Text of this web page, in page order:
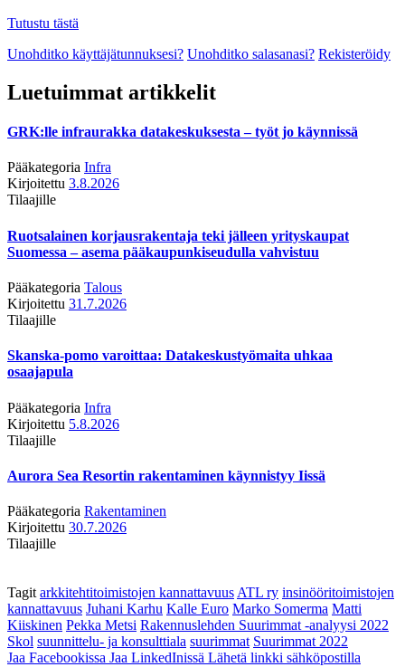
Tutustu tästä
Unohditko käyttäjätunnuksesi? Unohditko salasanasi? Rekisteröidy
Luetuimmat artikkelit
GRK:lle infraurakka datakeskuksesta – työt jo käynnissä
Pääkategoria Infra
Kirjoitettu 3.8.2026
Tilaajille
Ruotsalainen korjausrakentaja teki jälleen yrityskaupat
Suomessa – asema pääkaupunkiseudulla vahvistuu
Pääkategoria Talous
Kirjoitettu 31.7.2026
Tilaajille
Skanska-pomo varoittaa: Datakeskustyömaita uhkaa
osaajapula
Pääkategoria Infra
Kirjoitettu 5.8.2026
Tilaajille
Aurora Sea Resortin rakentaminen käynnistyy Iissä
Pääkategoria Rakentaminen
Kirjoitettu 30.7.2026
Tilaajille
Tagit arkkitehtitoimistojen kannattavuus ATL ry insinööritoimistojen
kannattavuus Juhani Karhu Kalle Euro Marko Somerma Matti
Kiiskinen Pekka Metsi Rakennuslehden Suurimmat -analyysi 2022
Skol suunnittelu- ja konsulttiala suurimmat Suurimmat 2022
Jaa Facebookissa Jaa LinkedInissä Lähetä linkki sähköpostilla